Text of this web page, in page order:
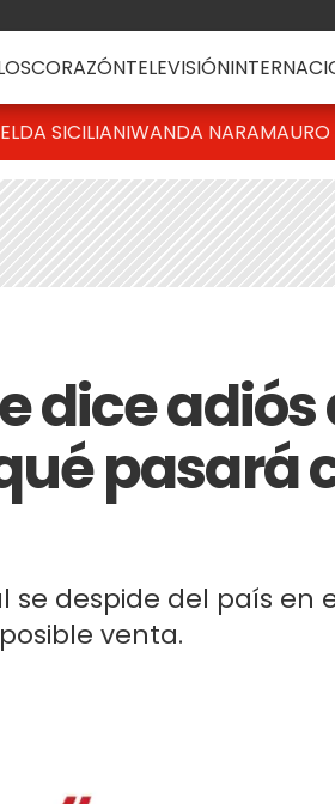
CORAZÓNTELEVISIÓN
SICILIANIWANDA NARA
dice adiós
pasará
se despide del país en
venta.